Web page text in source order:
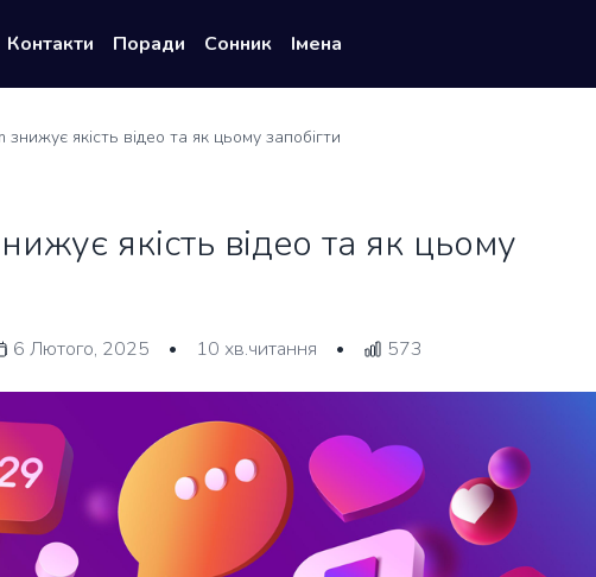
Контакти Поради Сонник Імена
якість відео та як цьому запобігти
якість відео та як цьому
6 Лютого, 2025 • 10 хв.читання • 573